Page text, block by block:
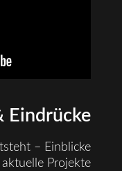
Eindrücke
– Einblicke
Projekte